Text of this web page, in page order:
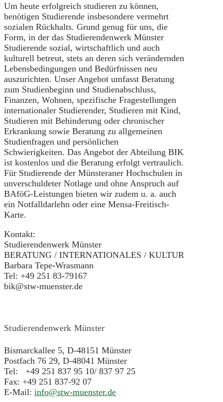
Um heute erfolgreich studieren zu können,
benötigen Studierende insbesondere vermehrt
sozialen Rückhalts. Grund genug für uns, die
Form, in der das Studierendenwerk Münster
Studierende sozial, wirtschaftlich und auch
kulturell betreut, stets an deren sich verändernden
Lebensbedingungen und Bedürfnissen neu
auszurichten. Unser Angebot umfasst Beratung
zum Studienbeginn und Studienabschluss,
Finanzen, Wohnen, spezifische Fragestellungen
internationaler Studierender, Studieren mit Kind,
Studieren mit Behinderung oder chronischer
Erkrankung sowie Beratung zu allgemeinen
Studienfragen und persönlichen
Schwierigkeiten. Das Angebot der Abteilung BIK
ist kostenlos und die Beratung erfolgt vertraulich.
Für Studierende der Münsteraner Hochschulen in
unverschuldeter Notlage und ohne Anspruch auf
BAföG-Leistungen bieten wir zudem u. a. auch
ein Notfalldarlehn oder eine Mensa-Freitisch-
Karte.
Kontakt:
Studierendenwerk Münster
BERATUNG / INTERNATIONALES / KULTUR
Barbara Tepe-Wrasmann
Tel: +49 251 83-79167
bik@stw-muenster.de
Studierendenwerk Münster
Bismarckallee 5, D-48151 Münster
Postfach 76 29, D-48041 Münster
Tel: +49 251 837 95 10/ 837 97 25
Fax: +49 251 837-92 07
E-Mail: info@stw-muenster.de